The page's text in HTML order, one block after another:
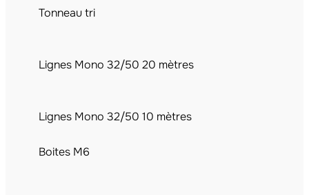
Tonneau tri
Lignes Mono 32/50 20 mètres
Lignes Mono 32/50 10 mètres
Boites M6